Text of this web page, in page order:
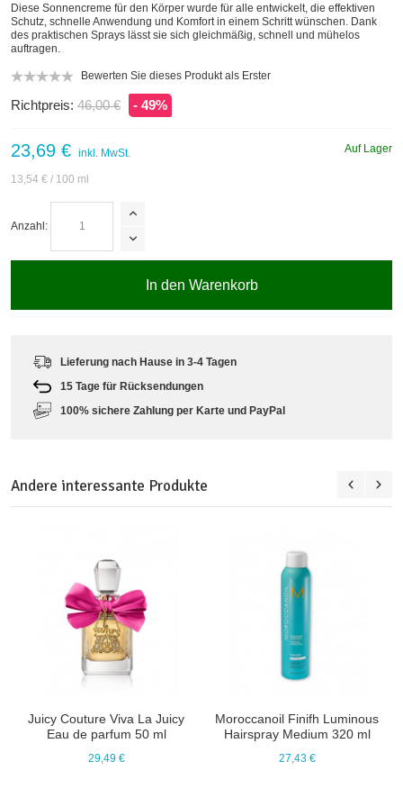
Diese Sonnencreme für den Körper wurde für alle entwickelt, die effektiven
Schutz, schnelle Anwendung und Komfort in einem Schritt wünschen. Dank
des praktischen Sprays lässt sie sich gleichmäßig, schnell und mühelos
auftragen.
Bewerten Sie dieses Produkt als Erster
Richtpreis: 46,00 € - 49%
Auf Lager
23,69 € inkl. MwSt.
13,54 € / 100 ml
Anzahl:
In den Warenkorb
Lieferung nach Hause in 3-4 Tagen
15 Tage für Rücksendungen
100% sichere Zahlung per Karte und PayPal
Andere interessante Produkte
Juicy Couture Viva La Juicy
Eau de parfum 50 ml
29,49 €
Moroccanoil Finifh Luminous
Hairspray Medium 320 ml
27,43 €